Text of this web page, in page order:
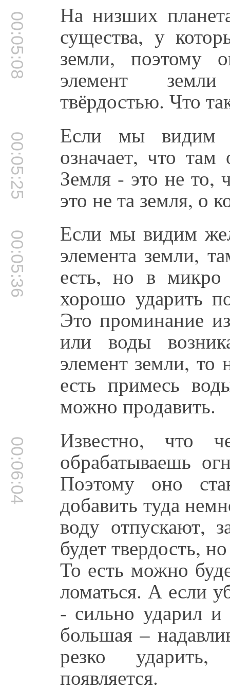
00:05:08 На низших
существа, у
земли, поэтому
элемент
твёрдостью. Что
00:05:25 Если мы видим
означает, что
Земля - это не то,
это не та земля, о
00:05:36 Если мы видим
элемента земли,
есть, но в
хорошо ударить
Это проминание
или воды
элемент земли,
есть примесь
можно продавить.
00:06:04 Известно, что
обрабатываешь
Поэтому оно
добавить туда
воду отпускают,
будет твердость,
То есть можно
ломаться. А если
- сильно ударил и
большая –
резко
появляется.